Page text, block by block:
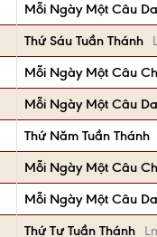
Mỗi Ngày Một Câu
Thứ Sáu Tuần Thánh
Mỗi Ngày Một Câu
Mỗi Ngày Một Câu
Thứ Năm Tuần Thánh
Mỗi Ngày Một Câu
Mỗi Ngày Một Câu
Thứ Tư Tuần Thánh